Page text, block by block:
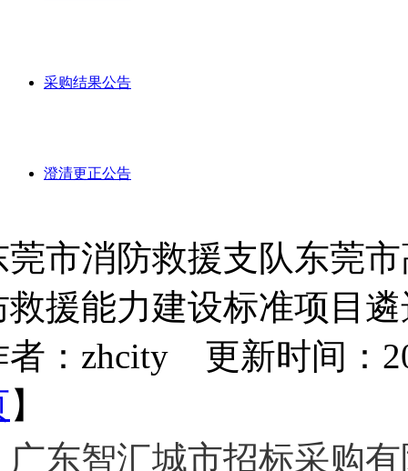
采购结果公告
澄清更正公告
莞市消防救援支队东莞
救援能力建设标准项目
者：zhcity 更新时间：
】
东智汇城市招标采购有